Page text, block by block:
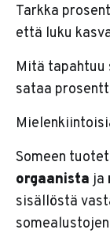
Tarkka
että luku
Mitä tapahtuu
sataa
Someen
orgaanista ja
sisällöstä